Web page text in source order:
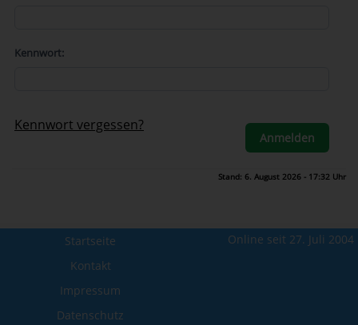
Kennwort:
Kennwort vergessen?
Stand: 6. August 2026 - 17:32 Uhr
Online seit 27. Juli 2004
Startseite
Kontakt
Impressum
Datenschutz